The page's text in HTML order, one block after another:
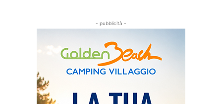
- pubblicità -